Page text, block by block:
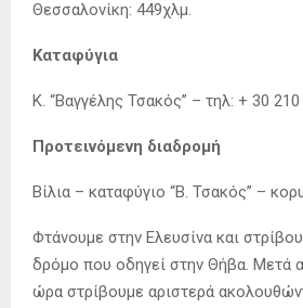
Θεσσαλονίκη: 449χλμ.
Καταφύγια
Κ. “Βαγγέλης Τσακός” – τηλ: + 30
Προτεινόμενη διαδρομή
Βίλια – καταφύγιο “Β. Τσακός” –
Φτάνουμε στην Ελευσίνα και
δρόμο που οδηγεί στην Θήβα. Μετά
ώρα στρίβουμε αριστερά